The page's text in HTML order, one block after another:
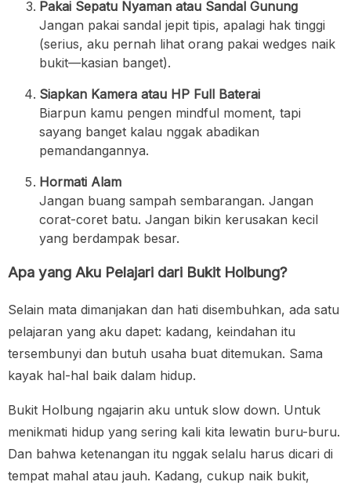
Pakai Sepatu Nyaman atau Sandal Gunung
Jangan pakai sandal jepit tipis, apalagi hak tinggi
(serius, aku pernah lihat orang pakai wedges naik
bukit—kasian banget).
Siapkan Kamera atau HP Full Baterai
Biarpun kamu pengen mindful moment, tapi
sayang banget kalau nggak abadikan
pemandangannya.
Hormati Alam
Jangan buang sampah sembarangan. Jangan
corat-coret batu. Jangan bikin kerusakan kecil
yang berdampak besar.
Apa yang Aku Pelajari dari Bukit Holbung?
Selain mata dimanjakan dan hati disembuhkan, ada satu
pelajaran yang aku dapet: kadang, keindahan itu
tersembunyi dan butuh usaha buat ditemukan. Sama
kayak hal-hal baik dalam hidup.
Bukit Holbung ngajarin aku untuk slow down. Untuk
menikmati hidup yang sering kali kita lewatin buru-buru.
Dan bahwa ketenangan itu nggak selalu harus dicari di
tempat mahal atau jauh. Kadang, cukup naik bukit,